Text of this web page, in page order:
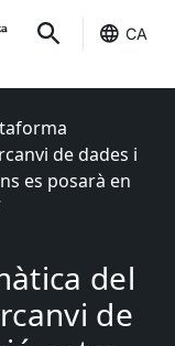
CA
de dades i
es posarà en
del
de